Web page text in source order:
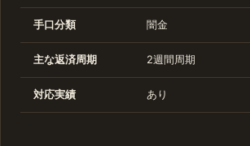
手口分類 闇金
主な返済周期 2週間周期
対応実績 あり